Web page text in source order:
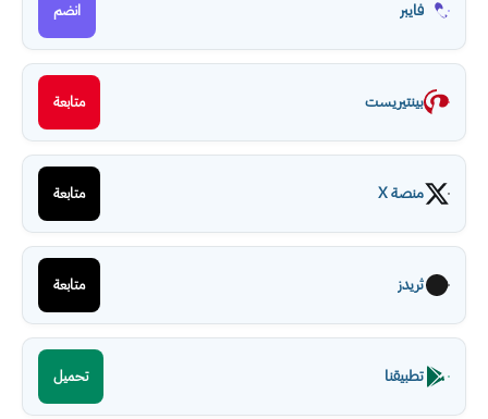
فايبر انضم
بينتيريست متابعة
منصة X متابعة
ثريدز متابعة
تطبيقنا تحميل